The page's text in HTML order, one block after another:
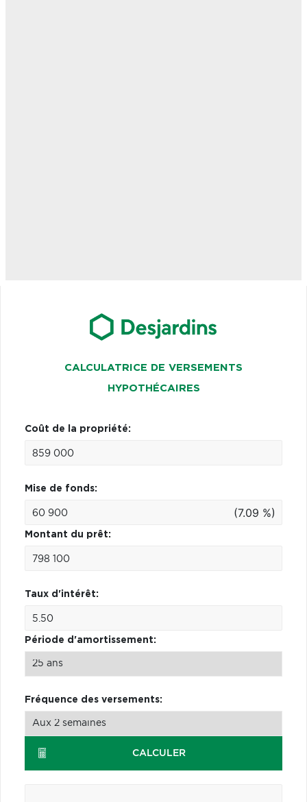
CALCULATRICE DE VERSEMENTS
HYPOTHÉCAIRES
Coût de la propriété:
Mise de fonds:
(7.09 %)
Montant du prêt:
Taux d'intérêt:
Période d'amortissement:
Fréquence des versements:
CALCULER